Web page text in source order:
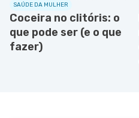
SAÚDE DA MULHER
Coceira no clitóris: o
que pode ser (e o que
fazer)